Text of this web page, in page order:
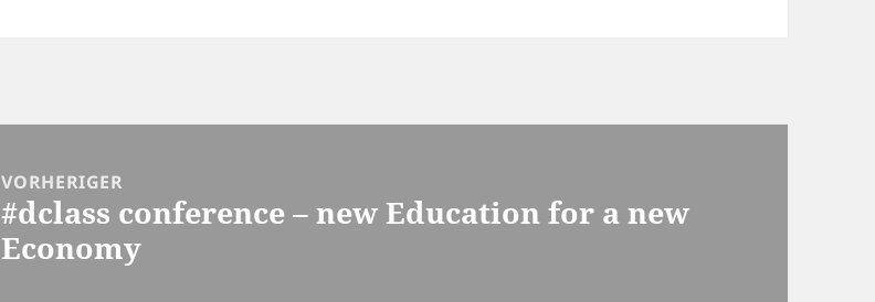
VORHERIGER
Vorheriger
Beitrag:
#dclass conference – new Education for a new
Economy